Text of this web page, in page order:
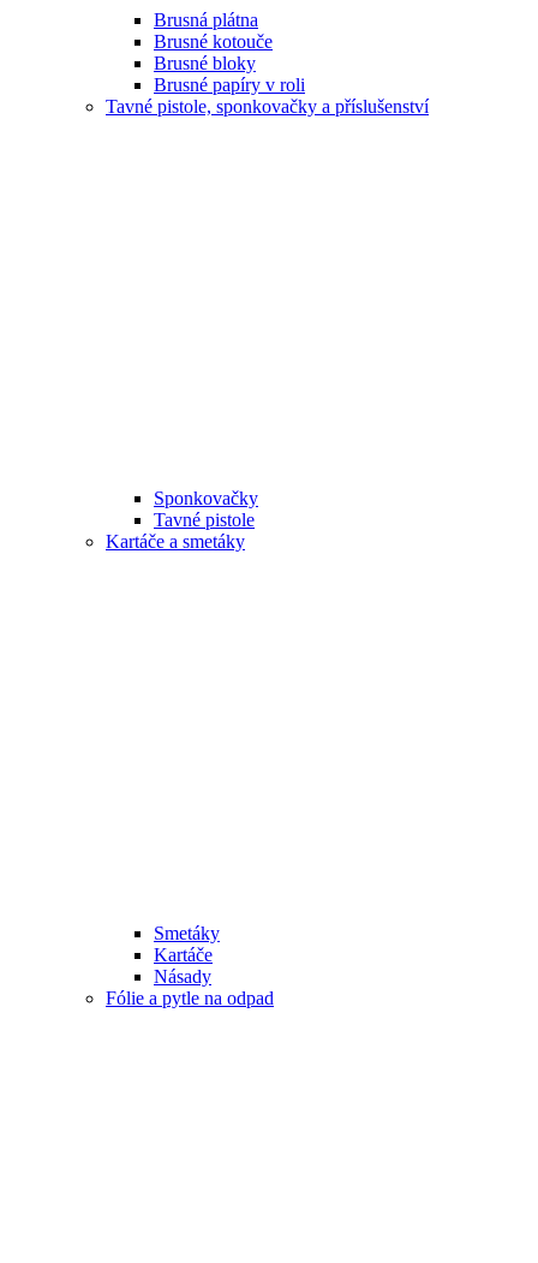
Brusná plátna
Brusné kotouče
Brusné bloky
Brusné papíry v roli
Tavné pistole, sponkovačky a příslušenství
Sponkovačky
Tavné pistole
Kartáče a smetáky
Smetáky
Kartáče
Násady
Fólie a pytle na odpad